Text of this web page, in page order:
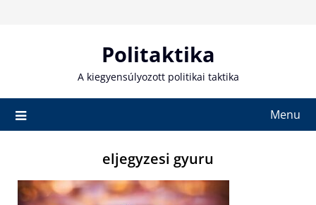
Politaktika
A kiegyensúlyozott politikai taktika
Menu
eljegyzesi gyuru